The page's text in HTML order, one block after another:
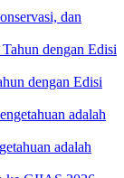
dan
dengan Edisi
adalah